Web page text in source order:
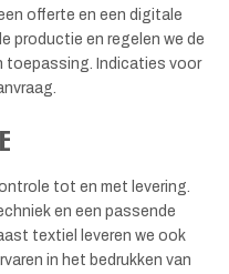
offerte en een digitale
productie en regelen we de
toepassing. Indicaties voor
tot en met levering.
en een passende
textiel leveren we ook
in het bedrukken van